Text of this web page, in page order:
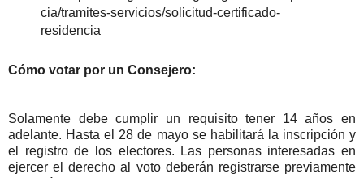
cia/tramites-servicios/solicitud-certificado-
residencia
Cómo votar por un Consejero:
Solamente debe cumplir un requisito tener 14 años en
adelante. Hasta el 28 de mayo se habilitará la inscripción y
el registro de los electores. Las personas interesadas en
ejercer el derecho al voto deberán registrarse previamente